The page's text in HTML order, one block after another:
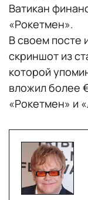
Ватикан
«Рокетмен».
В своем посте
скриншот из
которой
вложил более
«Рокетмен» и